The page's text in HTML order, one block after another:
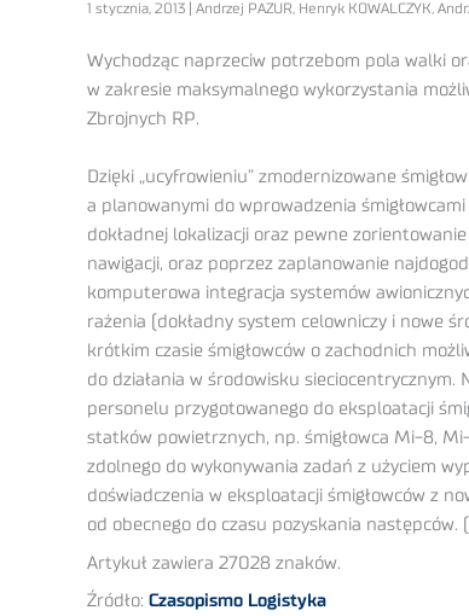
1 stycznia, 2013 | Andrzej PAZUR, Henryk KOWALCZYK,
Wychodząc naprzeciw potrzebom pola walki
w zakresie maksymalnego wykorzystania
Zbrojnych RP.
Dzięki „ucyfrowieniu” zmodernizowane
a planowanymi do wprowadzenia
dokładnej lokalizacji oraz pewne
nawigacji, oraz poprzez zaplanowanie
komputerowa integracja systemów
rażenia (dokładny system celowniczy i nowe
krótkim czasie śmigłowców o zachodnich
do działania w środowisku
personelu przygotowanego do eksploatacji
statków powietrznych, np. śmigłowca Mi-8,
zdolnego do wykonywania zadań z użyciem
doświadczenia w eksploatacji śmigłowców z
od obecnego do czasu pozyskania następców.
Artykuł zawiera 27028 znaków.
Źródło: Czasopismo Logistyka